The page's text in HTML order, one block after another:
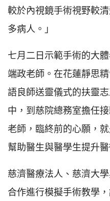
較於內視鏡手術視野較
多病人。」
七月二日示範手術的大
端政老師。在花蓮靜思
語良師送靈儀式的扶靈
中，到慈院總務室擔任
老師，臨終前的心願，
幫助醫生與醫學生提升醫
慈濟醫療法人、慈濟大
合作進行模擬手術教學